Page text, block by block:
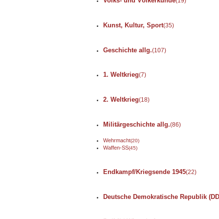
Kunst, Kultur, Sport(35)
Geschichte allg.(107)
1. Weltkrieg(7)
2. Weltkrieg(18)
Militärgeschichte allg.(86)
Wehrmacht(20)
Waffen-SS(45)
Endkampf/Kriegsende 1945(22)
Deutsche Demokratische Republik